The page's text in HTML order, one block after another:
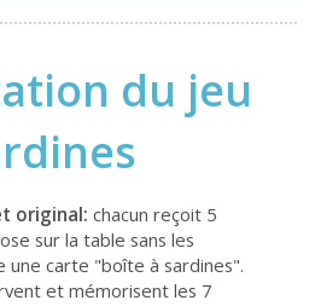
du jeu
original: chacun reçoit 5
sur la table sans les
une carte "boîte à sardines".
et mémorisent les 7